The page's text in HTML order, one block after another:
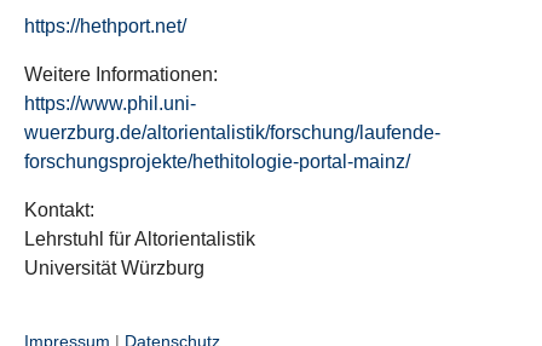
https://hethport.net/
Weitere Informationen:
https://www.phil.uni-
wuerzburg.de/altorientalistik/forschung/laufende-
forschungsprojekte/hethitologie-portal-mainz/
Kontakt:
Lehrstuhl für Altorientalistik
Universität Würzburg
Impressum | Datenschutz